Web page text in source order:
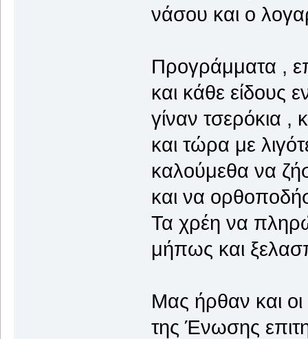
νάσου και ο
Προγράμματα ,
και κάθε είδους
γίναν τσερόκια ,
και τώρα με
καλούμεθα να
και να
Τα χρέη να
μήπως και
Μας ήρθαν και οι
της Ένωσης